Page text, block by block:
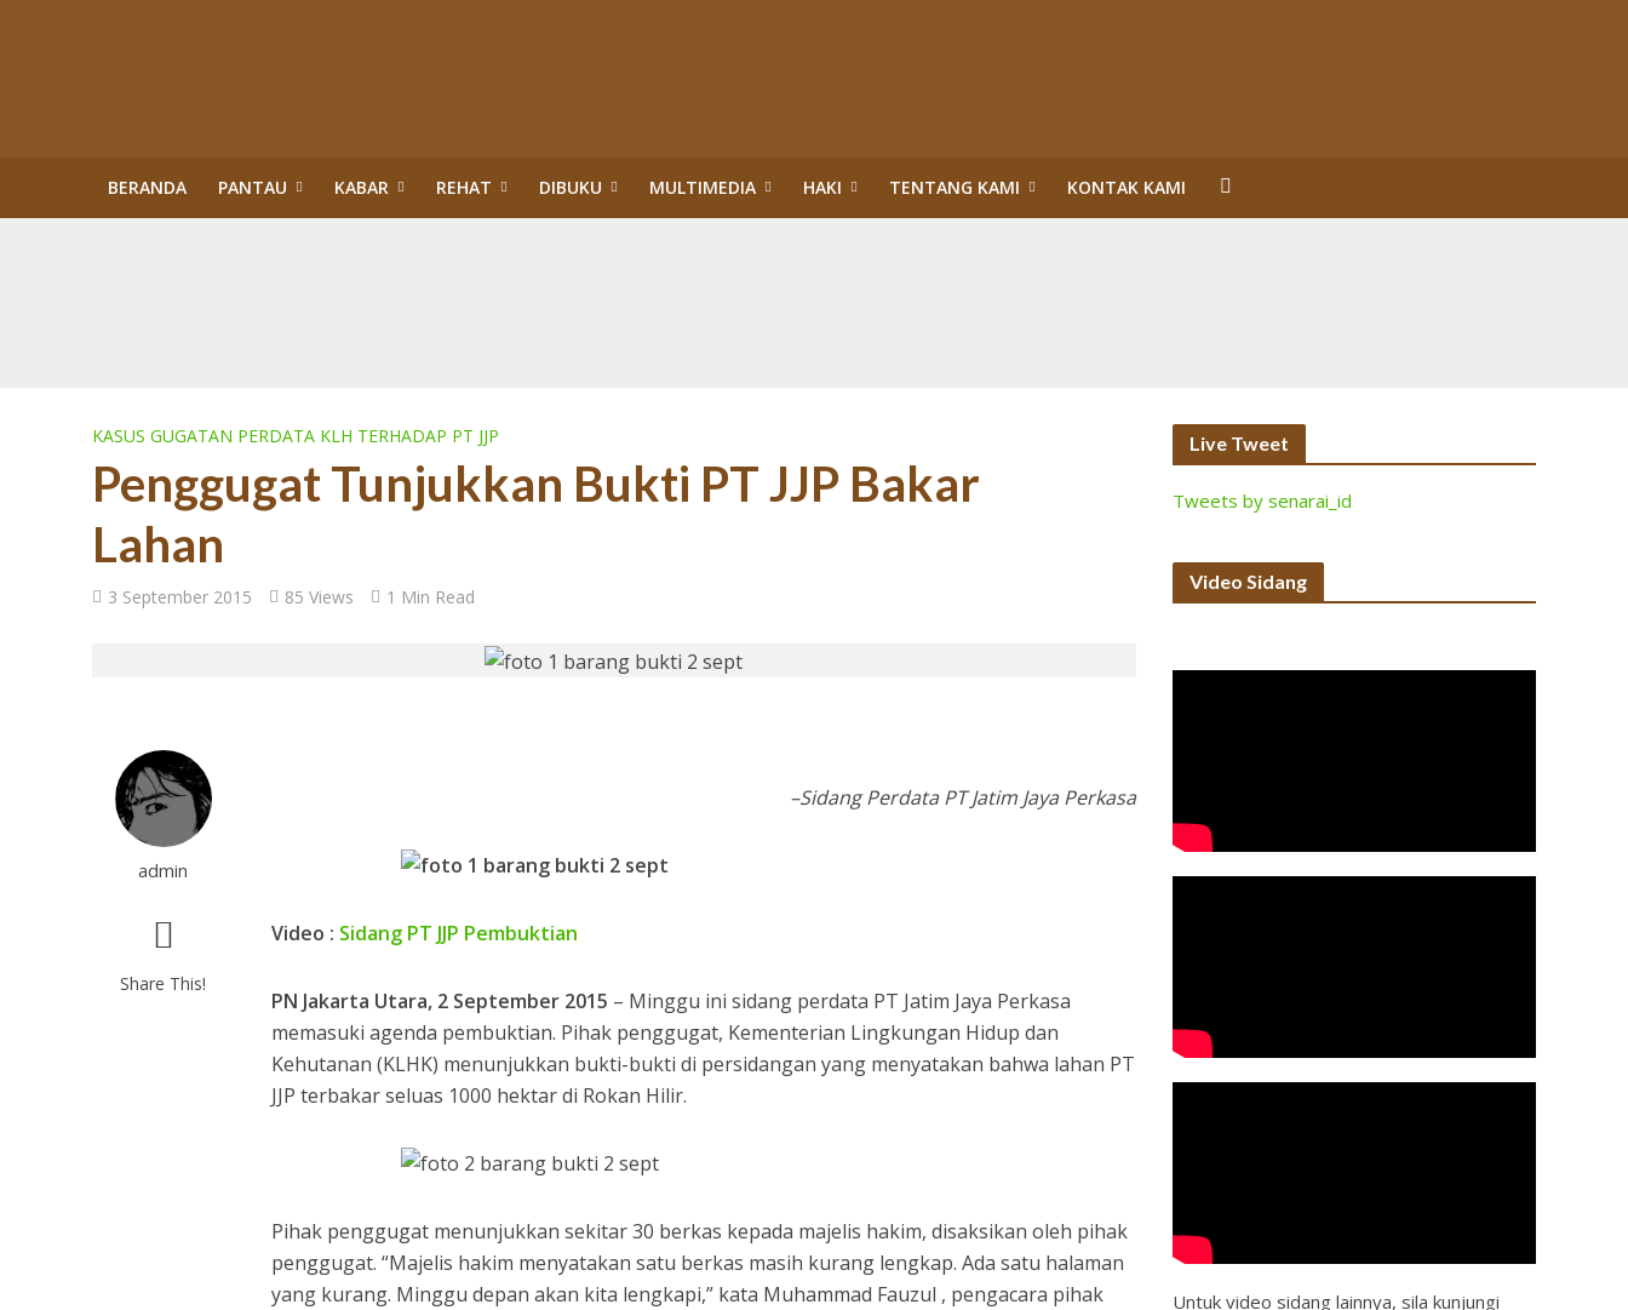
BERANDA PANTAU KABAR REHAT DIBUKU MULTIMEDIA HAKI TENTANG KAMI KONTAK KAMI
PENERTIBAN KAWASAN HUTAN:”PENERTIBAN” TN TESSO NILO DI ERA TIGA PRESIDEN (1)
27 Tahun Reformasi 1998: Menanti Aksi Kepala Daerah Mengaudit Bisnis dan HAM
KASUS GUGATAN PERDATA KLH TERHADAP PT JJP
Penggugat Tunjukkan Bukti PT JJP Bakar
Lahan
3 September 2015 85 Views 1 Min Read
admin
Share This!
–Sidang Perdata PT Jatim Jaya Perkasa
Video : Sidang PT JJP Pembuktian
PN Jakarta Utara, 2 September 2015 – Minggu ini sidang perdata PT Jatim Jaya Perkasa
memasuki agenda pembuktian. Pihak penggugat, Kementerian Lingkungan Hidup dan
Kehutanan (KLHK) menunjukkan bukti-bukti di persidangan yang menyatakan bahwa lahan PT
JJP terbakar seluas 1000 hektar di Rokan Hilir.
Pihak penggugat menunjukkan sekitar 30 berkas kepada majelis hakim, disaksikan oleh pihak
penggugat. “Majelis hakim menyatakan satu berkas masih kurang lengkap. Ada satu halaman
yang kurang. Minggu depan akan kita lengkapi,” kata Muhammad Fauzul , pengacara pihak
Live Tweet
Tweets by senarai_id
Video Sidang
Untuk video sidang lainnya, sila kunjungi